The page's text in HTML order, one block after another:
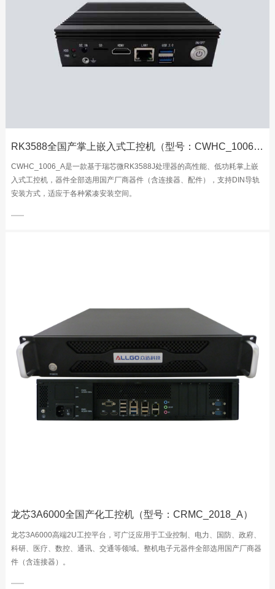
RK3588全国产掌上嵌入式工控机（型号：CWHC_1006_A）
CWHC_1006_A是一款基于瑞芯微RK3588J处理器的高性能、低功耗掌上嵌
入式工控机，器件全部选用国产厂商器件（含连接器、配件），支持DIN导轨
安装方式，适应于各种紧凑安装空间。
龙芯3A6000全国产化工控机（型号：CRMC_2018_A）
龙芯3A6000高端2U工控平台，可广泛应用于工业控制、电力、国防、政府、
科研、医疗、数控、通讯、交通等领域。整机电子元器件全部选用国产厂商器
件（含连接器）。